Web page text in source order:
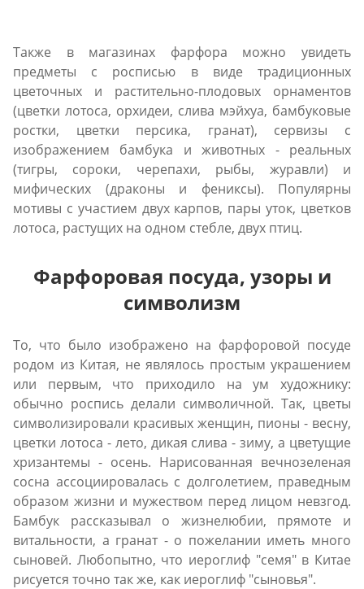
Также в магазинах фарфора можно увидеть
предметы с росписью в виде традиционных
цветочных и растительно-плодовых орнаментов
(цветки лотоса, орхидеи, слива мэйхуа, бамбуковые
ростки, цветки персика, гранат), сервизы с
изображением бамбука и животных - реальных
(тигры, сороки, черепахи, рыбы, журавли) и
мифических (драконы и фениксы). Популярны
мотивы с участием двух карпов, пары уток, цветков
лотоса, растущих на одном стебле, двух птиц.
Фарфоровая посуда, узоры и
символизм
То, что было изображено на фарфоровой посуде
родом из Китая, не являлось простым украшением
или первым, что приходило на ум художнику:
обычно роспись делали символичной. Так, цветы
символизировали красивых женщин, пионы - весну,
цветки лотоса - лето, дикая слива - зиму, а цветущие
хризантемы - осень. Нарисованная вечнозеленая
сосна ассоциировалась с долголетием, праведным
образом жизни и мужеством перед лицом невзгод.
Бамбук рассказывал о жизнелюбии, прямоте и
витальности, а гранат - о пожелании иметь много
сыновей. Любопытно, что иероглиф "семя" в Китае
рисуется точно так же, как иероглиф "сыновья".